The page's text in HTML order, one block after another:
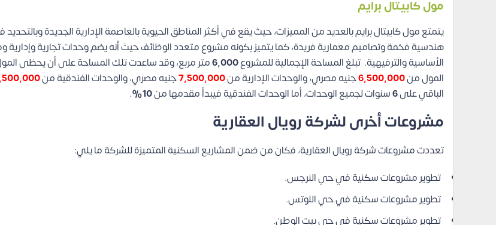
مول كابيتال برايم
هندسية فخمة وتصاميم معمارية فريدة، كما يتميز بكونه مشروع متعدد الوظائف حيث أنه يضم وحدات تجارية
الأساسية والترفيهية. تبلغ المساحة الإجمالية للمشروع6,000متر مربع، وقد ساعدت تلك المساحة على أن يحظى المول
المول من6,500,000جنيه مصري، والوحدات الإدارية من7,500,000جنيه مصري، والوحدات الفندقية من
الباقي على6سنوات لجميع الوحدات، أما الوحدات الفندقية فيبدأ مقدمها من10%
.
مشروعات أخرى لشركة رويال العقارية
تعددت مشروعات شركة رويال العقارية، فكان من ضمن المشاريع السكنية المتميزة للشركة ما يلي:
تطوير مشروعات سكنية في حي النرجس.
تطوير مشروعات سكنية في حي اللوتس.
تطوير مشروعات سكنية في حي بيت الوطن.